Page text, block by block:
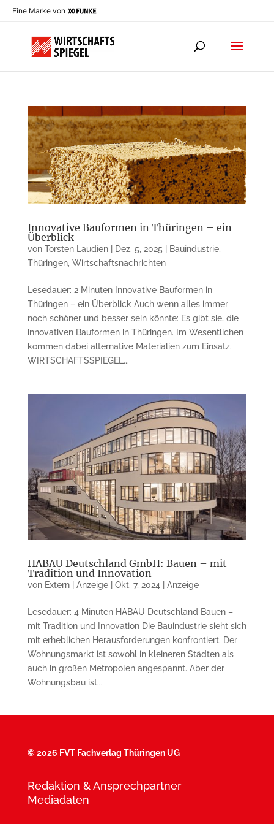
Eine Marke von
Innovative Bauformen in Thüringen – ein
Überblick
von Torsten Laudien| Dez. 5, 2025 Bauindustrie,
Thüringen, Wirtschaftsnachrichten
Lesedauer: 2 Minuten Innovative Bauformen in
Thüringen – ein Überblick Auch wenn alles immer
noch schöner und besser sein könnte: Es gibt sie, die
innovativen Bauformen in Thüringen. Im Wesentlichen
kommen dabei alternative Materialien zum Einsatz.
WIRTSCHAFTSSPIEGEL...
HABAU Deutschland GmbH: Bauen – mit
Tradition und Innovation
von Extern | Anzeige| Okt. 7, 2024| Anzeige
Lesedauer: 4 Minuten HABAU Deutschland Bauen –
mit Tradition und Innovation Die Bauindustrie sieht sich
mit erheblichen Herausforderungen konfrontiert. Der
Wohnungsmarkt ist sowohl in kleineren Städten als
auch in großen Metropolen angespannt. Aber der
Wohnungsbau ist...
©2026 FVT Fachverlag Thüringen UG
Redaktion & Ansprechpartner
Mediadaten